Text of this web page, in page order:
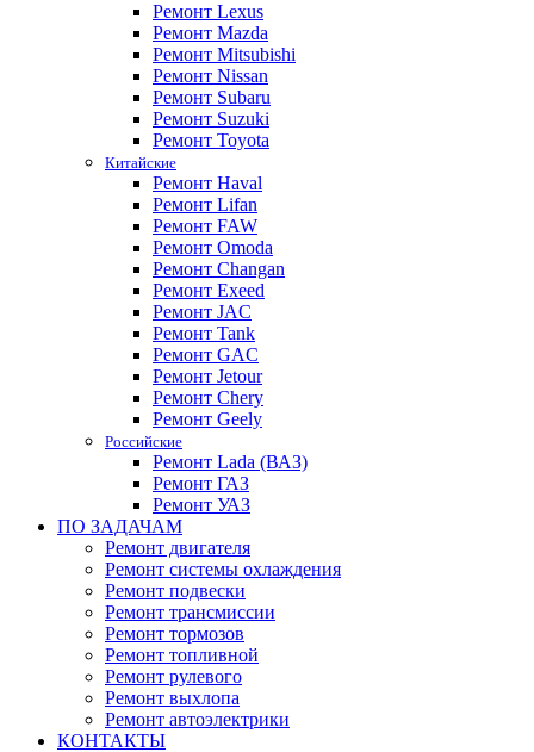
Ремонт Lexus
Ремонт Mazda
Ремонт Mitsubishi
Ремонт Nissan
Ремонт Subaru
Ремонт Suzuki
Ремонт Toyota
Китайские
Ремонт Haval
Ремонт Lifan
Ремонт FAW
Ремонт Omoda
Ремонт Changan
Ремонт Exeed
Ремонт JAC
Ремонт Tank
Ремонт GAC
Ремонт Jetour
Ремонт Chery
Ремонт Geely
Российские
Ремонт Lada (ВАЗ)
Ремонт ГАЗ
Ремонт УАЗ
ПО ЗАДАЧАМ
Ремонт двигателя
Ремонт системы охлаждения
Ремонт подвески
Ремонт трансмиссии
Ремонт тормозов
Ремонт топливной
Ремонт рулевого
Ремонт выхлопа
Ремонт автоэлектрики
КОНТАКТЫ